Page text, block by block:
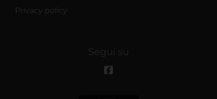
Privacy policy
Segui su